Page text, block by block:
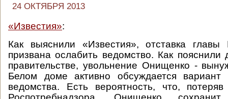
24 ОКТЯБРЯ 2013
«Известия»:
Как выяснили «Известия», отставка главы
призвана ослабить ведомство. Как пояснили
правительстве, увольнение Онищенко -
Белом доме активно обсуждается вариант
ведомства. Есть вероятность, что,